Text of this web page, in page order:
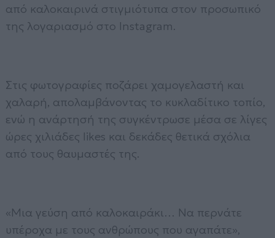
από καλοκαιρινά στιγμιότυπα στον προσωπικό
της λογαριασμό στο Instagram.
Στις φωτογραφίες ποζάρει χαμογελαστή και
χαλαρή, απολαμβάνοντας το κυκλαδίτικο τοπίο,
ενώ η ανάρτησή της συγκέντρωσε μέσα σε λίγες
ώρες χιλιάδες likes και δεκάδες θετικά σχόλια
από τους θαυμαστές της.
«Μια γεύση από καλοκαιράκι… Να περνάτε
υπέροχα με τους ανθρώπους που αγαπάτε»,